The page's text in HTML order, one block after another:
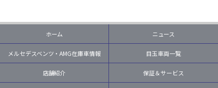
ホーム ニュース
メルセデスベンツ・AMG在庫車情報 目玉車両一覧
店舗紹介 保証＆サービス